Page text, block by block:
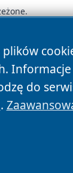
plików
do
.